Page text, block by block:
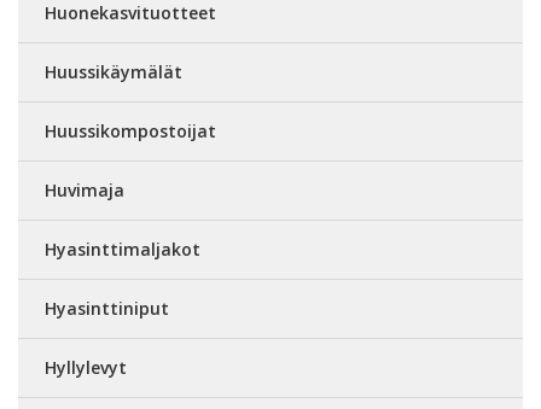
Huonekasvituotteet
Huussikäymälät
Huussikompostoijat
Huvimaja
Hyasinttimaljakot
Hyasinttiniput
Hyllylevyt